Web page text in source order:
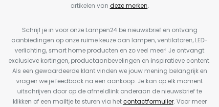
artikelen van deze merken.
Schrijf je in voor onze Lampen24.be nieuwsbrief en ontvang
aanbiedingen op onze ruime keuze aan lampen, ventilatoren, LED-
verlichting, smart home producten en zo veel meer! Je ontvangt
exclusieve kortingen, productaanbevelingen en inspiratieve content.
Als een gewaardeerde klant vinden we jouw mening belangrijk en
vragen we je feedback na een aankoop. Je kan op elk moment
uitschrijven door op de afmeldlink onderaan de nieuwsbrief te
klikken of een mailtje te sturen via hetcontactformulier. Voor meer